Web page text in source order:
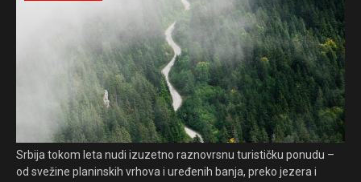
Srbija tokom leta nudi izuzetno raznovrsnu turističku ponudu –
od svežine planinskih vrhova i uređenih banja, preko jezera i